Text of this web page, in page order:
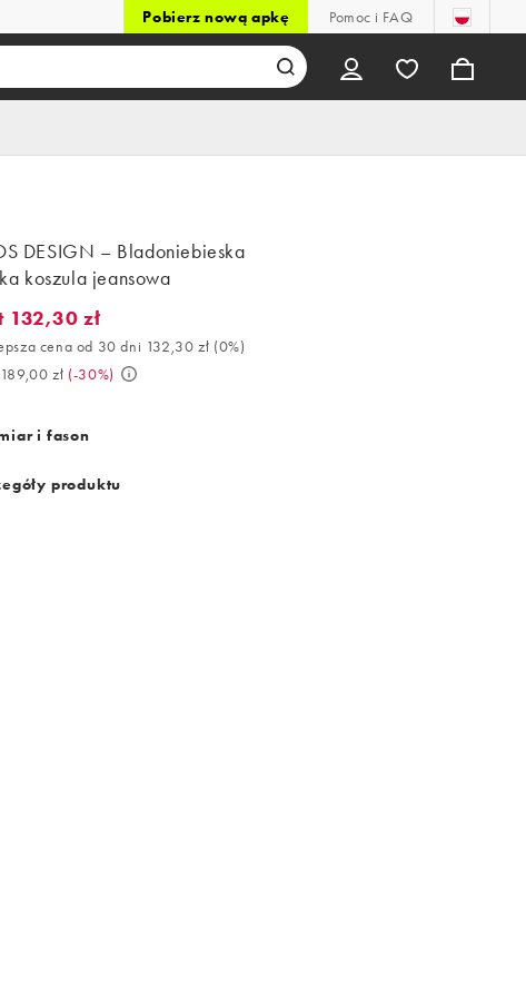
Pobierz nową apkę Pomoc i FAQ
DESIGN – Bladoniebieska
koszula jeansowa
zł. Najlepsza cena od 30 dni 132,30 zł (0%). Było 189,00 zł.
132,30 zł
cena od 30 dni 132,30 zł (0%)
zł (-30%)
i fason
produktu